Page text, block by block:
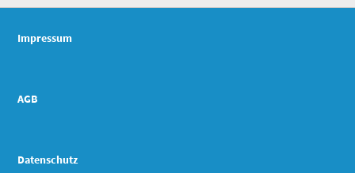
Impressum
AGB
Datenschutz